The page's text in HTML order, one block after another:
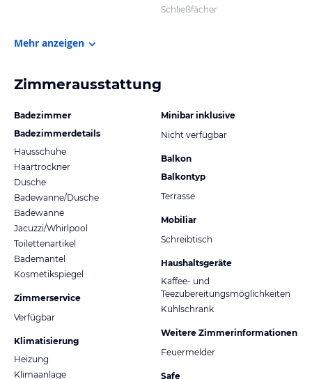
Schließfächer
Mehr anzeigen
Zimmerausstattung
Badezimmer
Badezimmerdetails
Hausschuhe
Haartrockner
Dusche
Badewanne/Dusche
Badewanne
Jacuzzi/Whirlpool
Toilettenartikel
Bademantel
Kosmetikspiegel
Zimmerservice
Verfügbar
Klimatisierung
Heizung
Klimaanlage
Minibar inklusive
Nicht verfügbar
Balkon
Balkontyp
Terrasse
Mobiliar
Schreibtisch
Haushaltsgeräte
Kaffee- und
Teezubereitungsmöglichkeiten
Kühlschrank
Weitere Zimmerinformationen
Feuermelder
Safe